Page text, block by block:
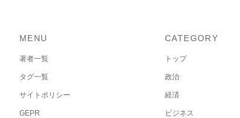
MENU
著者一覧
タグ一覧
サイトポリシー
GEPR
CATEGORY
トップ
政治
経済
ビジネス